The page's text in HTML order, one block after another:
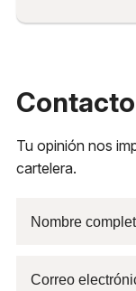
Contacto
Tu opinión nos
cartelera.